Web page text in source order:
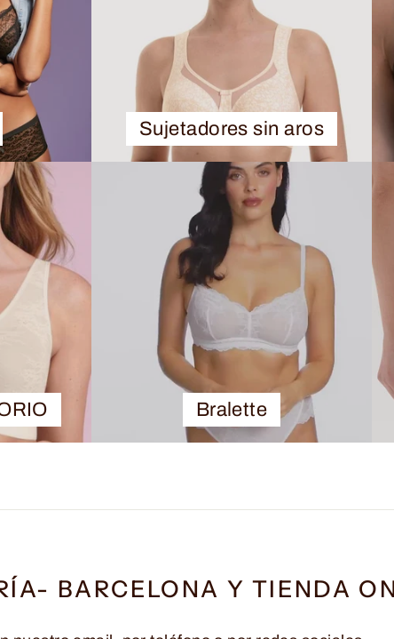
Sujetadores sin aros
Bralette
BARCELONA Y TIENDA